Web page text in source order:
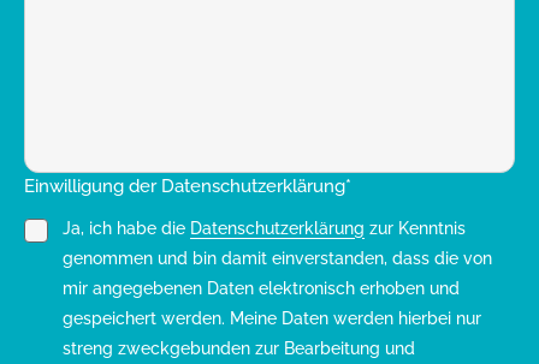
Einwilligung der Datenschutzerklärung*
Ja, ich habe die Datenschutzerklärung zur Kenntnis
genommen und bin damit einverstanden, dass die von
mir angegebenen Daten elektronisch erhoben und
gespeichert werden. Meine Daten werden hierbei nur
streng zweckgebunden zur Bearbeitung und